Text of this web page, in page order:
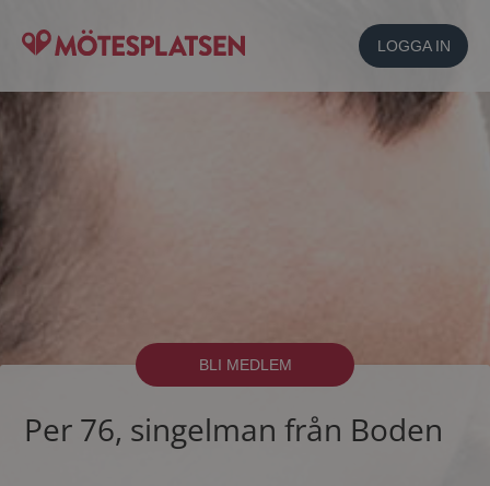
LOGGA IN
BLI MEDLEM
Per 76, singelman från Boden